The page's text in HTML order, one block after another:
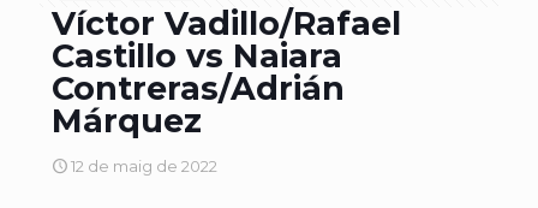
Víctor Vadillo/Rafael
Castillo vs Naiara
Contreras/Adrián
Márquez
12 de maig de 2022